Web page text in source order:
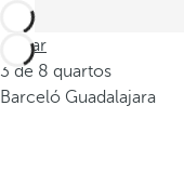
Voltar
3 de 8 quartos
Barceló Guadalajara